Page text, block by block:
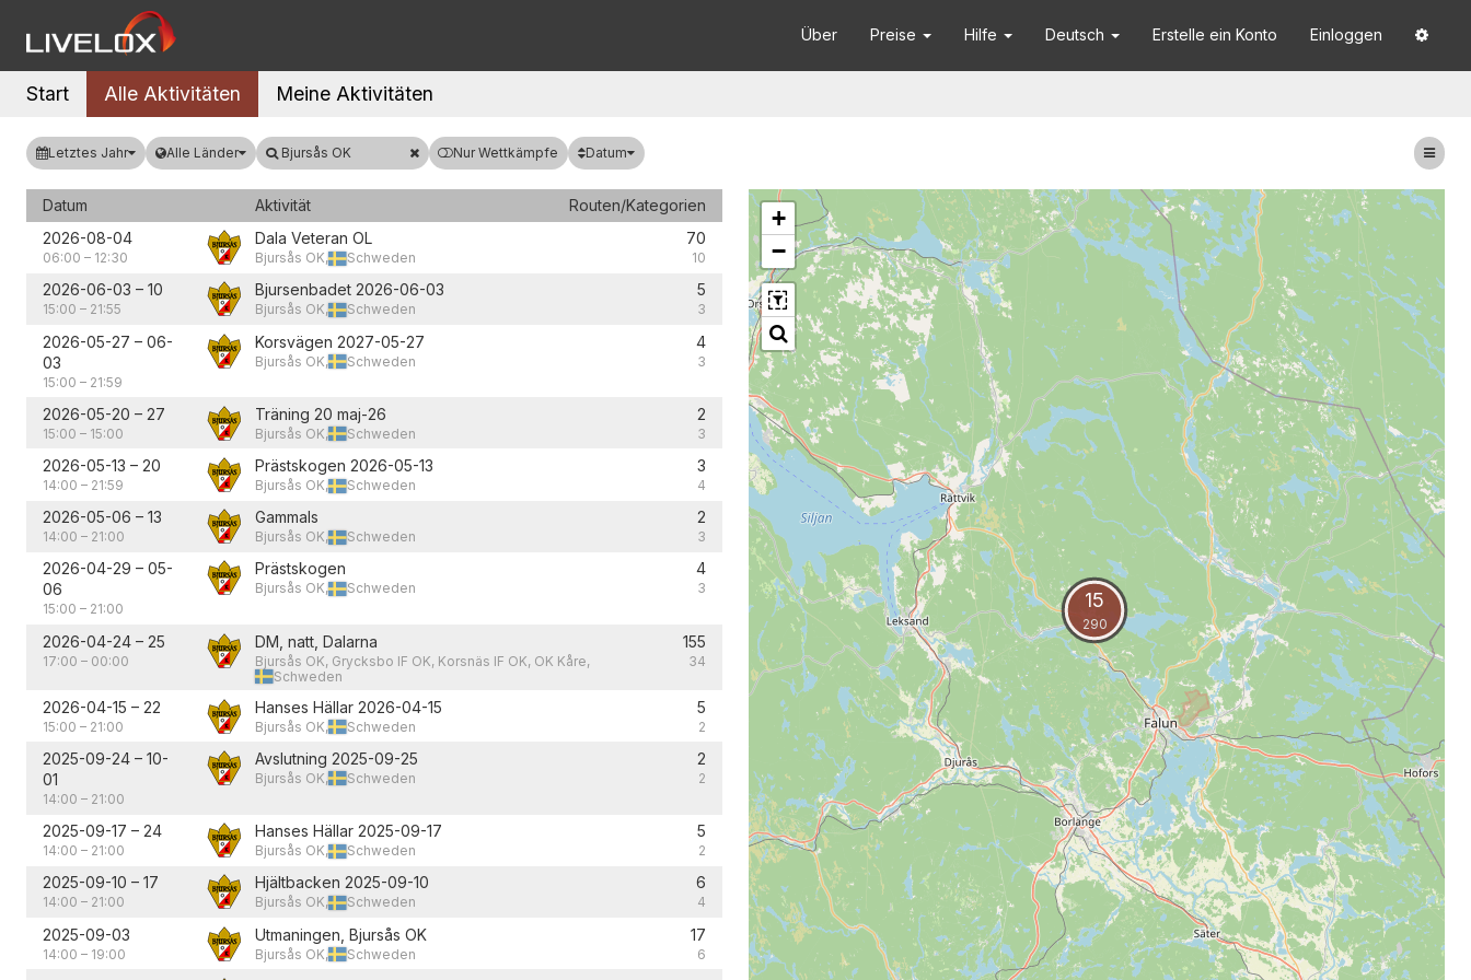
Über Preise Hilfe Deutsch Erstelle ein Konto Einloggen
Start Alle Aktivitäten Meine Aktivitäten
Letztes Jahr Alle Länder Bjursås OK Nur Wettkämpfe Datum
Datum Aktivität
Routen/Kategorien
2026-08-04
06:00 – 12:30
Dala Veteran OL
Bjursås OK, Schweden
70
10
2026-06-03 – 10
15:00 – 21:55
Bjursenbadet 2026-06-03
Bjursås OK, Schweden
5
3
2026-05-27 – 06-
03
15:00 – 21:59
Korsvägen 2027-05-27
Bjursås OK, Schweden
4
3
2026-05-20 – 27
15:00 – 15:00
Träning 20 maj-26
Bjursås OK, Schweden
2
3
2026-05-13 – 20
14:00 – 21:59
Prästskogen 2026-05-13
Bjursås OK, Schweden
3
4
2026-05-06 – 13
14:00 – 21:00
Gammals
Bjursås OK, Schweden
2
3
2026-04-29 – 05-
06
15:00 – 21:00
Prästskogen
Bjursås OK, Schweden
4
3
2026-04-24 – 25
17:00 – 00:00
DM, natt, Dalarna
Bjursås OK, Grycksbo IF OK, Korsnäs IF OK, OK Kåre,
Schweden
155
34
2026-04-15 – 22
15:00 – 21:00
Hanses Hällar 2026-04-15
Bjursås OK, Schweden
5
2
2025-09-24 – 10-
01
14:00 – 21:00
Avslutning 2025-09-25
Bjursås OK, Schweden
2
2
2025-09-17 – 24
14:00 – 21:00
Hanses Hällar 2025-09-17
Bjursås OK, Schweden
5
2
2025-09-10 – 17
14:00 – 21:00
Hjältbacken 2025-09-10
Bjursås OK, Schweden
6
4
2025-09-03
14:00 – 19:00
Utmaningen, Bjursås OK
Bjursås OK, Schweden
17
6
15
290
+
−